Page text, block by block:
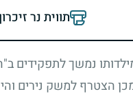
תווית נר
נמשך לתפקידים
הצטרף למשק נירים